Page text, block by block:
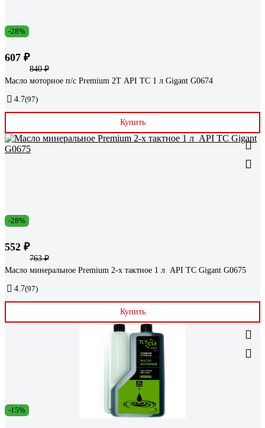
-28%
607 ₽
840 ₽
Масло моторное п/с Premium 2Т API TC 1 л Gigant G0674
4.7(97)
Купить
-28%
552 ₽
763 ₽
Масло минеральное Premium 2-х тактное 1 л API TC Gigant G0675
4.7(97)
Купить
-15%